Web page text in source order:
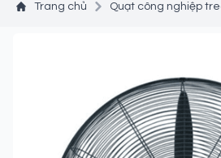
Trang chủ Quạt công nghiệp